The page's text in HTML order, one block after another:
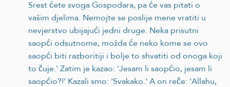
Srest ćete svoga Gospodara, pa će vas pitati o
vašim djelima. Nemojte se poslije mene vratiti u
nevjerstvo ubijajući jedni druge. Neka prisutni
saopći odsutnome, možda će neko kome se ovo
saopći biti razboritiji i bolje to shvatiti od onoga koji
to čuje.' Zatim je kazao: 'Jesam li saopćio, jesam li
saopćio?!' Kazali smo: 'Svakako.' A on reče: 'Allahu,